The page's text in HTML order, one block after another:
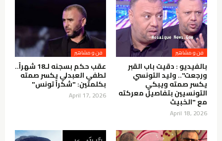
فن و مشاهير
بالفيديو : دقيت باب القبر
ورجعت".. وليد التونسي
يكسر صمته ويبكي
التونسيين بتفاصيل معركته
مع "الخبيث
April 18, 2026
فن و مشاهير
عقب حكم بسجنه لـ18 شهراً..
لطفي العبدلي يكسر صمته
بكلمتين: "شكراً تونس"
April 17, 2026